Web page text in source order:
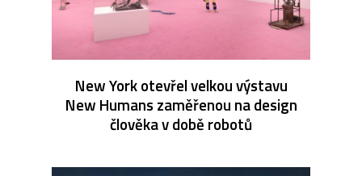
New York otevřel velkou výstavu
New Humans zaměřenou na design
člověka v době robotů